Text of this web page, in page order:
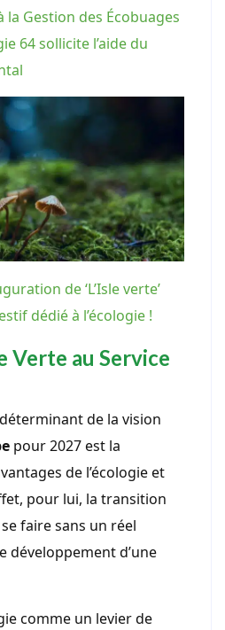
la Gestion des Écobuages
64 sollicite l’aide du
de ‘L’Isle verte’
dédié à l’écologie !
Verte au Service
de la vision
pour 2027 est la
de l’écologie et
pour lui, la transition
faire sans un réel
développement d’une
comme un levier de